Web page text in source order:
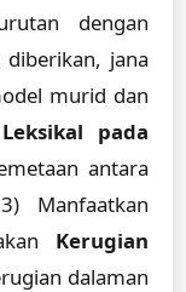
dengan
jana
murid dan
pada
antara
Manfaatkan
Kerugian
dalaman